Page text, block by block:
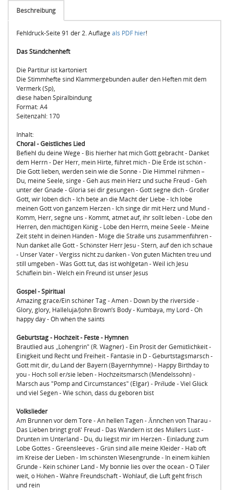
Beschreibung
Fehldruck-Seite 91 der 2. Auflage als PDF hier!
Das Ständchenheft
Die Partitur ist kartoniert
Die Stimmhefte sind Klammergebunden außer den Heften mit dem
Vermerk (Sp),
diese haben Spiralbindung
Format: A4
Seitenzahl: 170
Inhalt:
Choral - Geistliches Lied
Befiehl du deine Wege - Bis hierher hat mich Gott gebracht - Danket
dem Herrn - Der Herr, mein Hirte, führet mich - Die Erde ist schön -
Die Gott lieben, werden sein wie die Sonne - Die Himmel rühmen –
Du, meine Seele, singe - Geh aus mein Herz und suche Freud - Geh
unter der Gnade - Gloria sei dir gesungen - Gott segne dich - Großer
Gott, wir loben dich - Ich bete an die Macht der Liebe - Ich lobe
meinen Gott von ganzem Herzen - Ich singe dir mit Herz und Mund -
Komm, Herr, segne uns - Kommt, atmet auf, ihr sollt leben - Lobe den
Herren, den mächtigen König - Lobe den Herrn, meine Seele - Meine
Zeit steht in deinen Händen - Möge die Straße uns zusammenführen -
Nun danket alle Gott - Schönster Herr Jesu - Stern, auf den ich schaue
- Unser Vater - Vergiss nicht zu danken - Von guten Mächten treu und
still umgeben - Was Gott tut, das ist wohlgetan - Weil ich Jesu
Schäflein bin - Welch ein Freund ist unser Jesus
Gospel - Spiritual
Amazing grace/Ein schöner Tag - Amen - Down by the riverside -
Glory, glory, Halleluja/John Brown’s Body - Kumbaya, my Lord - Oh
happy day - Oh when the saints
Geburtstag - Hochzeit - Feste - Hymnen
Brautlied aus „Lohengrin" (R. Wagner) - Ein Prosit der Gemütlichkeit -
Einigkeit und Recht und Freiheit - Fantasie in D - Geburtstagsmarsch -
Gott mit dir, du Land der Bayern (Bayernhymne) - Happy Birthday to
you - Hoch soll er/sie leben - Hochzeitsmarsch (Mendelssohn) -
Marsch aus "Pomp and Circumstances" (Elgar) - Prélude - Viel Glück
und viel Segen - Wie schön, dass du geboren bist
Volkslieder
Am Brunnen vor dem Tore - An hellen Tagen - Ännchen von Tharau -
Das Lieben bringt groß' Freud - Das Wandern ist des Müllers Lust -
Drunten im Unterland - Du, du liegst mir im Herzen - Einladung zum
Lobe Gottes - Greensleeves - Grün sind alle meine Kleider - Hab oft
im Kreise der Lieben - Im schönsten Wiesengrunde - In einem kühlen
Grunde - Kein schöner Land - My bonnie lies over the ocean - O Täler
weit, o Höhen - Wahre Freundschaft - Wohlauf, die Luft geht frisch
und rein